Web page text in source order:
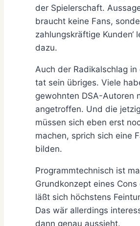
der Spielerschaft.
braucht keine Fans,
zahlungskräftige Kunden‘
dazu.
Auch der Radikalschlag
tat sein übriges. Viele
gewohnten DSA-Autoren
angetroffen. Und die
müssen sich eben erst
machen, sprich sich eine
bilden.
Programmtechnisch ist
Grundkonzept eines
läßt sich höchstens
Das wär allerdings
dann genau aussieht.